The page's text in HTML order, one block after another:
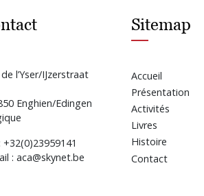
l’Yser/IJzerstraat
Enghien/Edingen
+32(0)23959141
: aca@skynet.be
Sitemap
Accueil
Présentation
Activités
Livres
Histoire
Contact